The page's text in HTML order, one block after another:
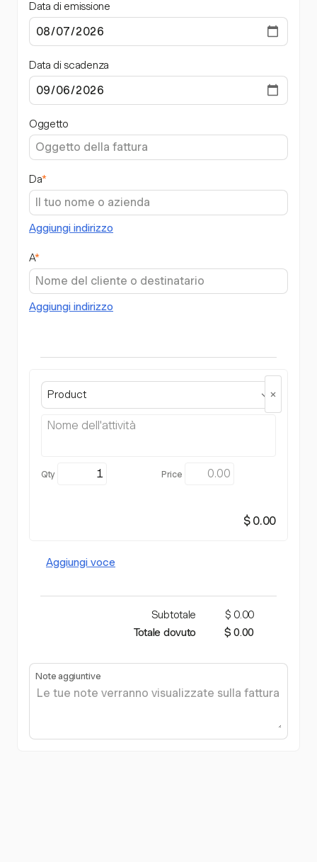
Data di emissione
Data di scadenza
Oggetto
Da*
Aggiungi indirizzo
A*
Aggiungi indirizzo
Product
$ 0.00
Aggiungi voce
Subtotale
$ 0.00
Totale dovuto
$ 0.00
Note aggiuntive